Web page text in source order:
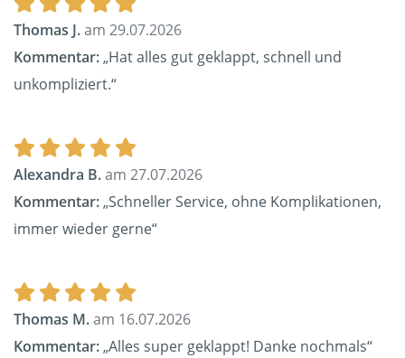
Thomas J.am 29.07.2026
Kommentar:„Hat alles gut geklappt, schnell und
unkompliziert.“
Alexandra B.am 27.07.2026
Kommentar:„Schneller Service, ohne Komplikationen,
immer wieder gerne“
Thomas M.am 16.07.2026
Kommentar:„Alles super geklappt! Danke nochmals“